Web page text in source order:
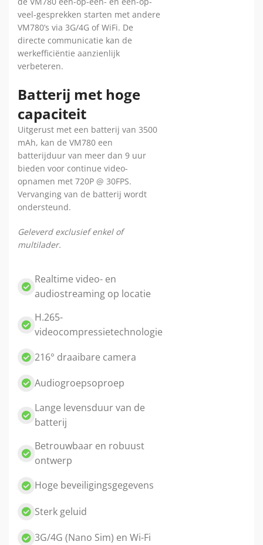
veel-gesprekken starten met andere
VM780’s via 3G/4G of WiFi. De
directe communicatie kan de
werkefficiëntie aanzienlijk
verbeteren.
Batterij met hoge
capaciteit
Uitgerust met een batterij van 3500
mAh, kan de VM780 een
batterijduur van meer dan 9 uur
bieden voor continue video-
opnamen met 720P @ 30FPS.
Vervanging van de batterij wordt
ondersteund.
Geleverd exclusief enkel of
multilader.
Realtime video- en
audiostreaming op locatie
H.265-
videocompressietechnologie
216° draaibare camera
Audiogroepsoproep
Lange levensduur van de
batterij
Betrouwbaar en robuust
ontwerp
Hoge beveiligingsgegevens
Sterk geluid
3G/4G (Nano Sim) en Wi-Fi